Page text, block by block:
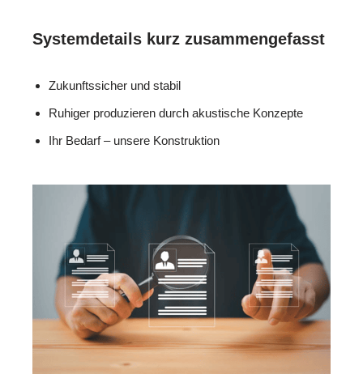
Systemdetails kurz zusammengefasst
Zukunftssicher und stabil
Ruhiger produzieren durch akustische Konzepte
Ihr Bedarf – unsere Konstruktion